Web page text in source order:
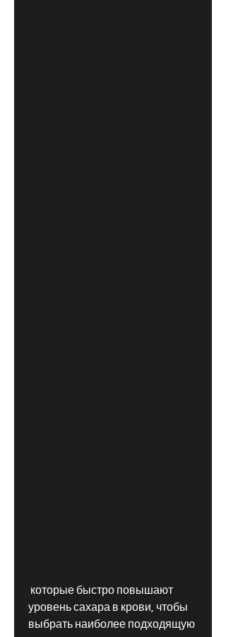
уровень сахара в крови, чтобы
выбрать наиболее подходящую